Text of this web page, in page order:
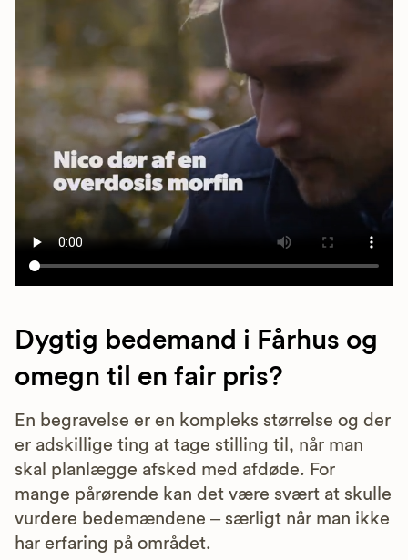
Dygtig bedemand i Fårhus og
omegn til en fair pris?
En begravelse er en kompleks størrelse og der
er adskillige ting at tage stilling til, når man
skal planlægge afsked med afdøde. For
mange pårørende kan det være svært at skulle
vurdere bedemændene – særligt når man ikke
har erfaring på området.